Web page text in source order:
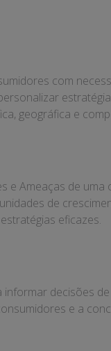
com
geográfica e
e Ameaças de
de
eficazes.
decisões
e a